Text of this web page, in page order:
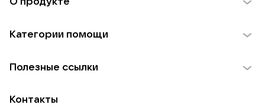
Использование материалов
Для НКО
Категории помощи
Пожилым
Полезные ссылки
Контакты